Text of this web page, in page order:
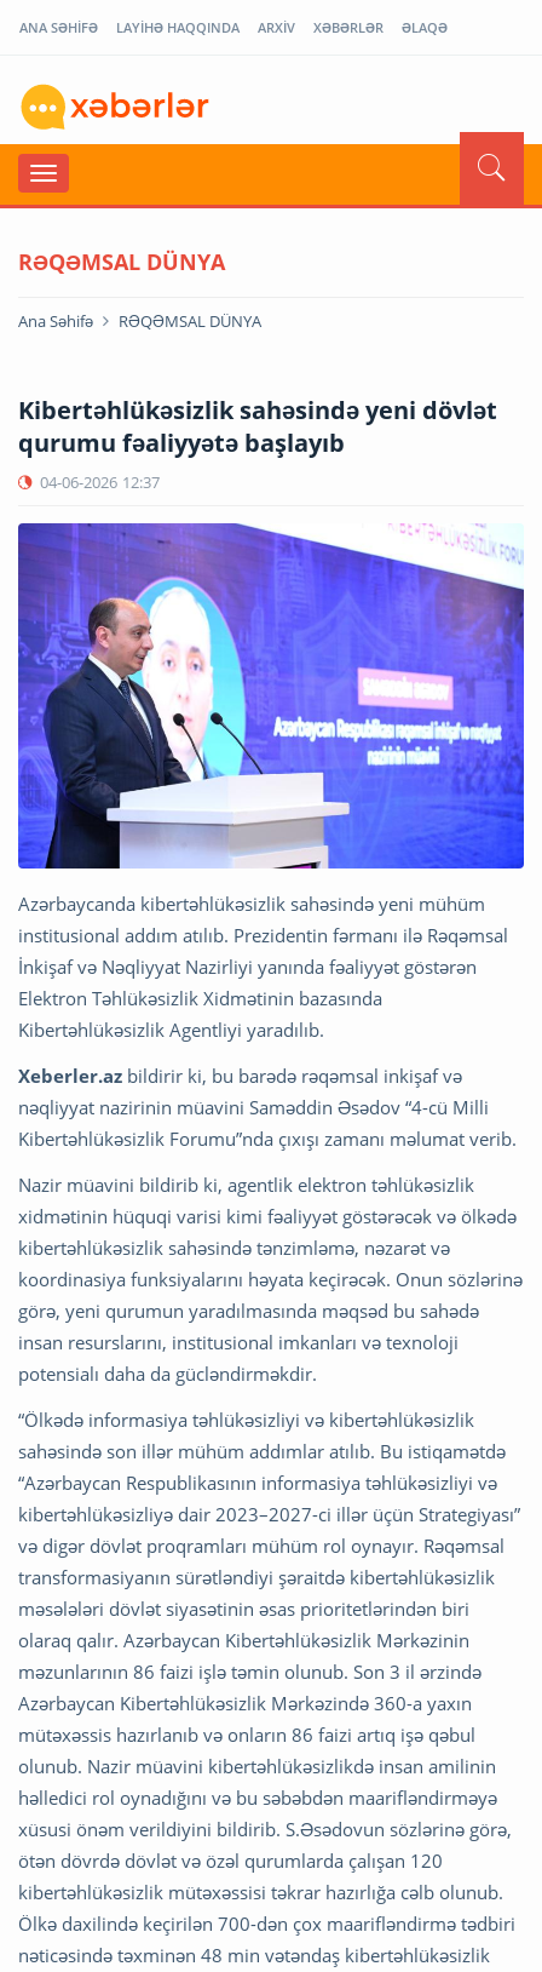
ANA SƏHİFƏ LAYİHƏ HAQQINDA ARXİV XƏBƏRLƏR ƏLAQƏ
RƏQƏMSAL DÜNYA
Ana Səhifə RƏQƏMSAL DÜNYA
Kibertəhlükəsizlik sahəsində yeni dövlət
qurumu fəaliyyətə başlayıb
04-06-2026 12:37
Azərbaycanda kibertəhlükəsizlik sahəsində yeni mühüm
institusional addım atılıb. Prezidentin fərmanı ilə Rəqəmsal
İnkişaf və Nəqliyyat Nazirliyi yanında fəaliyyət göstərən
Elektron Təhlükəsizlik Xidmətinin bazasında
Kibertəhlükəsizlik Agentliyi yaradılıb.
Xeberler.az bildirir ki, bu barədə rəqəmsal inkişaf və
nəqliyyat nazirinin müavini Saməddin Əsədov “4-cü Milli
Kibertəhlükəsizlik Forumu”nda çıxışı zamanı məlumat verib.
Nazir müavini bildirib ki, agentlik elektron təhlükəsizlik
xidmətinin hüquqi varisi kimi fəaliyyət göstərəcək və ölkədə
kibertəhlükəsizlik sahəsində tənzimləmə, nəzarət və
koordinasiya funksiyalarını həyata keçirəcək. Onun sözlərinə
görə, yeni qurumun yaradılmasında məqsəd bu sahədə
insan resurslarını, institusional imkanları və texnoloji
potensialı daha da gücləndirməkdir.
“Ölkədə informasiya təhlükəsizliyi və kibertəhlükəsizlik
sahəsində son illər mühüm addımlar atılıb. Bu istiqamətdə
“Azərbaycan Respublikasının informasiya təhlükəsizliyi və
kibertəhlükəsizliyə dair 2023–2027-ci illər üçün Strategiyası”
və digər dövlət proqramları mühüm rol oynayır. Rəqəmsal
transformasiyanın sürətləndiyi şəraitdə kibertəhlükəsizlik
məsələləri dövlət siyasətinin əsas prioritetlərindən biri
olaraq qalır. Azərbaycan Kibertəhlükəsizlik Mərkəzinin
məzunlarının 86 faizi işlə təmin olunub. Son 3 il ərzində
Azərbaycan Kibertəhlükəsizlik Mərkəzində 360-a yaxın
mütəxəssis hazırlanıb və onların 86 faizi artıq işə qəbul
olunub. Nazir müavini kibertəhlükəsizlikdə insan amilinin
həlledici rol oynadığını və bu səbəbdən maarifləndirməyə
xüsusi önəm verildiyini bildirib. S.Əsədovun sözlərinə görə,
ötən dövrdə dövlət və özəl qurumlarda çalışan 120
kibertəhlükəsizlik mütəxəssisi təkrar hazırlığa cəlb olunub.
Ölkə daxilində keçirilən 700-dən çox maarifləndirmə tədbiri
nəticəsində təxminən 48 min vətəndaş kibertəhlükəsizlik